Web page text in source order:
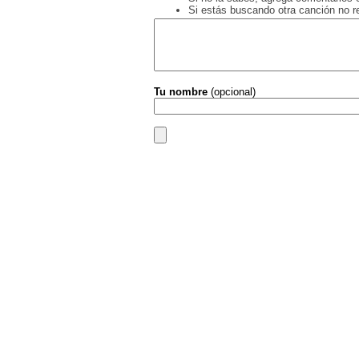
Si estás buscando otra canción no
Tu nombre (opcional)